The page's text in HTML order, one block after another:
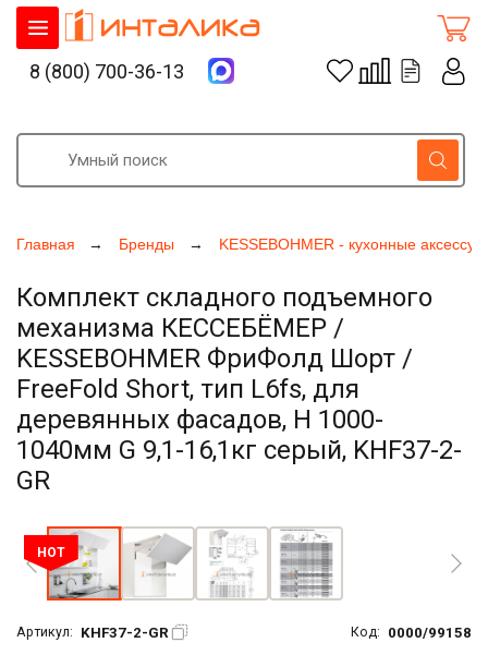
Главная Бренды KESSEBOHMER - кухонные
Комплект складного подъемного
механизма КЕССЕБЁМЕР /
KESSEBOHMER ФриФолд Шорт /
FreeFold Short, тип L6fs, для
деревянных фасадов, H 1000-
1040мм G 9,1-16,1кг серый, KHF37-2-
GR
HOT
Артикул: KHF37-2-GR Код: 0000/99158
8 (800) 700-36-13